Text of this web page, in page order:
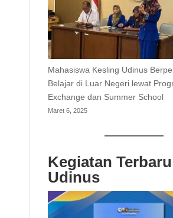
Mahasiswa Kesling Udinus
Belajar di Luar Negeri lewat
Exchange dan Summer School
Maret 6, 2025
Kegiatan Terbaru
Udinus